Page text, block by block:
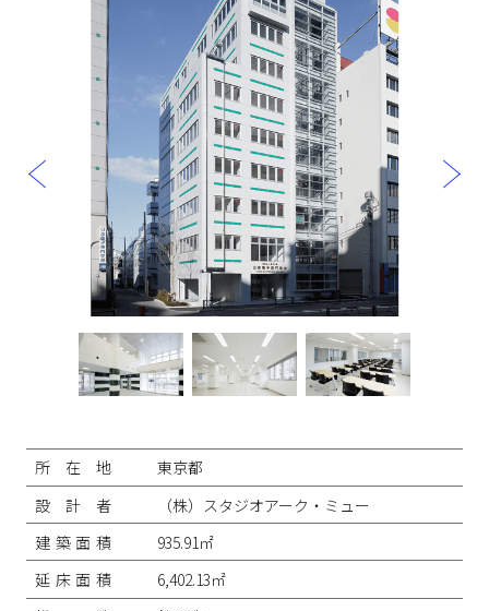
稿
ビ
ゲ
ー
ン
所在地
東京都
設計者
（株）スタジオアーク・ミュー
建築面積
935.91㎡
延床面積
6,402.13㎡